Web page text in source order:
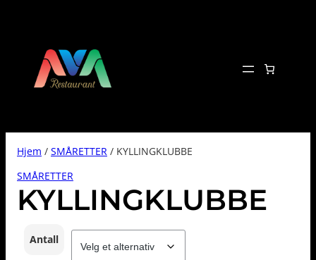
Hjem / SMÅRETTER / KYLLINGKLUBBE
SMÅRETTER
KYLLINGKLUBBE
Antall